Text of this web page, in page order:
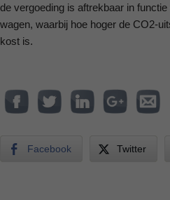
de vergoeding is aftrekbaar in
wagen, waarbij hoe hoger de CO2-
kost is.
Facebook Twitter